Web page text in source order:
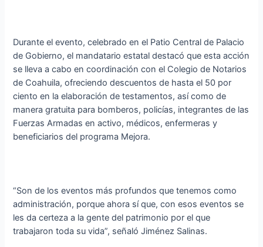
Durante el evento, celebrado en el Patio Central de Palacio
de Gobierno, el mandatario estatal destacó que esta acción
se lleva a cabo en coordinación con el Colegio de Notarios
de Coahuila, ofreciendo descuentos de hasta el 50 por
ciento en la elaboración de testamentos, así como de
manera gratuita para bomberos, policías, integrantes de las
Fuerzas Armadas en activo, médicos, enfermeras y
beneficiarios del programa Mejora.
“Son de los eventos más profundos que tenemos como
administración, porque ahora sí que, con esos eventos se
les da certeza a la gente del patrimonio por el que
trabajaron toda su vida”, señaló Jiménez Salinas.